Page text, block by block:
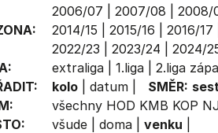
2006/07 2007/08 2008/
2014/15
2015/16 2016/17
2022/23
2023/24 2024/
extraliga| 1.liga| 2.liga
kolo| datum| SMĚR:
všechny HOD KMB KOP
všude| doma| venku